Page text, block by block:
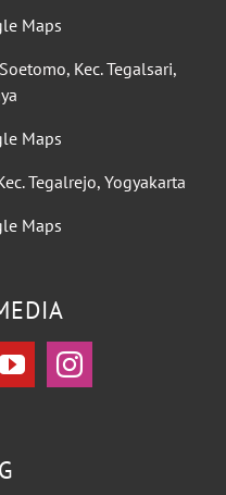
Maps
Kec. Tegalsari,
Maps
Tegalrejo, Yogyakarta
Maps